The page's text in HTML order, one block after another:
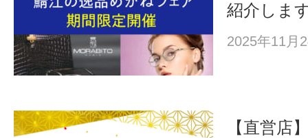
紹介しま
2025年11月
【直営店